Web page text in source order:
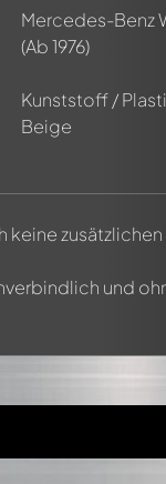
Mercedes-Benz
(Ab 1976)
Kunststoff /
Beige
keine
und